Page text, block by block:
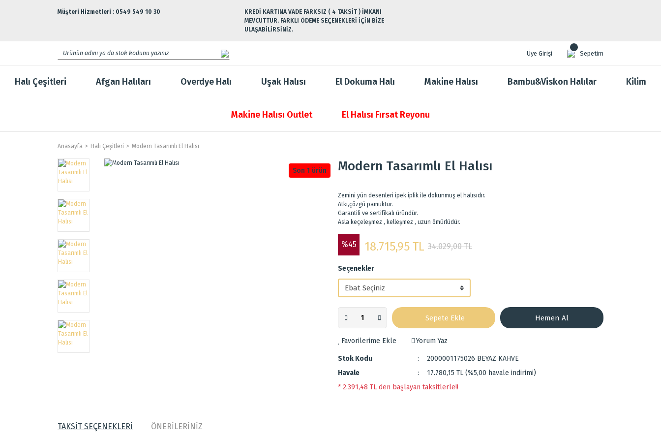
Müşteri Hizmetleri : 0549 549 10 30
KREDİ KARTINA VADE FARKSIZ ( 4 TAKSİT ) İMKANI
MEVCUTTUR. FARKLI ÖDEME SEÇENEKLERİ İÇİN BİZE
ULAŞABİLİRSİNİZ.
Üye Girişi Sepetim
Halı Çeşitleri Afgan Halıları Overdye Halı Uşak Halısı El Dokuma Halı Makine Halısı Bambu&Viskon Halılar Kilim
Makine Halısı Outlet El Halısı Fırsat Reyonu
Anasayfa Halı Çeşitleri Modern Tasarımlı El Halısı
Son 1 ürün Modern Tasarımlı El Halısı
Zemini yün desenleri ipek iplik ile dokunmuş el halısıdır.
Atkı,çözgü pamuktur.
Garantili ve sertifikalı üründür.
Asla keçeleşmez , kelleşmez , uzun ömürlüdür.
%45 18.715,95 TL 34.029,00 TL
Seçenekler
Sepete Ekle Hemen Al
Yorum Yaz
Stok Kodu
2000001175026 BEYAZ KAHVE
Havale
17.780,15 TL (%5,00 havale indirimi)
* 2.391,48 TL den başlayan taksitlerle!!
TAKSİT SEÇENEKLERİ ÖNERİLERİNİZ